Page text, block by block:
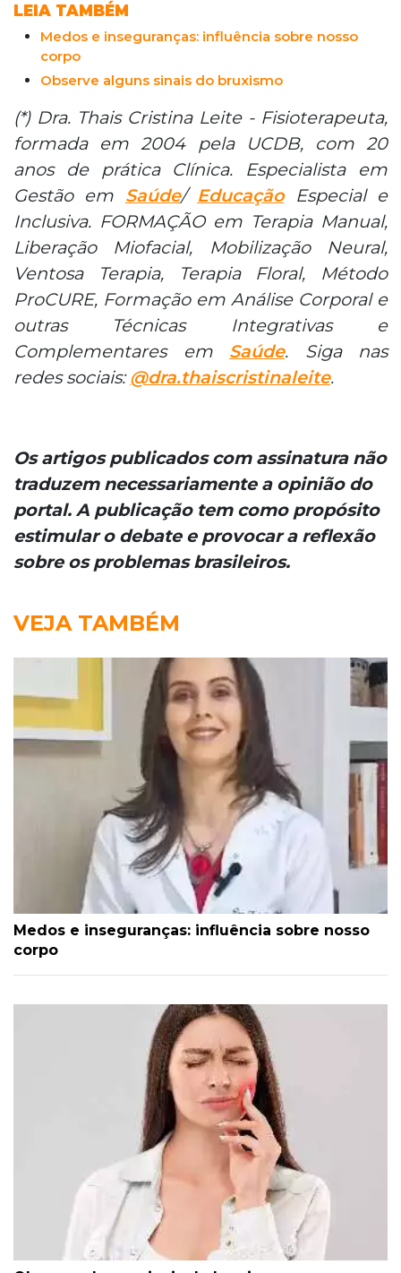
LEIA TAMBÉM
Medos e inseguranças: influência sobre nosso
corpo
Observe alguns sinais do bruxismo
(*) Dra. Thais Cristina Leite - Fisioterapeuta,
formada em 2004 pela UCDB, com 20
anos de prática Clínica. Especialista em
Gestão em Saúde/ EducaçãoEspecial e
Inclusiva. FORMAÇÃO em Terapia Manual,
Liberação Miofacial, Mobilização Neural,
Ventosa Terapia, Terapia Floral, Método
ProCURE, Formação em Análise Corporal e
outras Técnicas Integrativas e
Complementares em Saúde. Siga nas
redes sociais:@dra.thaiscristinaleite.
Os artigos publicados com assinatura não
traduzem necessariamente a opinião do
portal. A publicação tem como propósito
estimular o debate e provocar a reflexão
sobre os problemas brasileiros.
VEJA TAMBÉM
Medos e inseguranças: influência sobre nosso
corpo